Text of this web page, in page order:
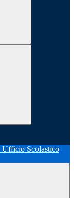
Ufficio Scolastico